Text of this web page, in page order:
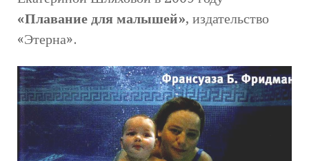
«Плавание для малышей», издательство
«Этерна».